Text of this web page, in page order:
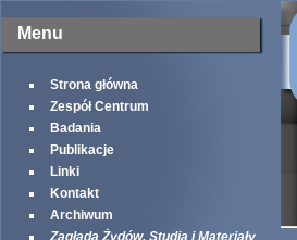
Menu
Strona główna
Zespół Centrum
Badania
Publikacje
Linki
Kontakt
Archiwum
Zagłada Żydów. Studia i Materiały